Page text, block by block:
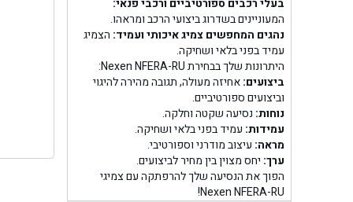
בעלי רכבים ספורטיביים ורכבי פנאי:
המעוניינים בשדרוג ביצועי הרכב ומראהו.
נהגים המחפשים צמיג איכותי ועמיד: הצמיג
עמיד בפני בלאי ושחיקה.
היתרונות שלך בבחירת Nexen NFERA-RU:
ביצועים:אחיזה מעולה, תגובה מהירה להיגוי
וביצועים ספורטיביים.
נוחות: נסיעה שקטה וחלקה.
עמידות: עמיד בפני בלאי ושחיקה.
מראה: עיצוב מודרני וספורטיבי.
ערך: יחס מצוין בין מחיר לביצועים.
הפוך את הנסיעה שלך להרפתקה עם צמיגי
Nexen NFERA-RU!